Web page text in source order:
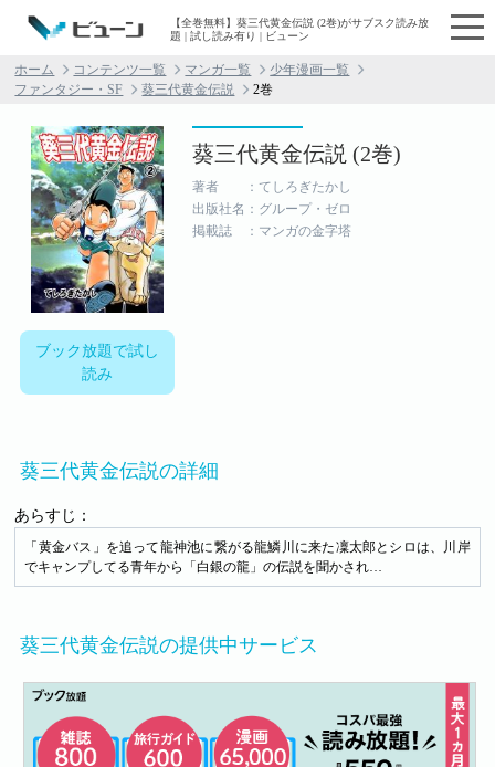
【全巻無料】葵三代黄金伝説 (2巻)がサブスク読み放
題 | 試し読み有り | ビューン
ホーム コンテンツ一覧 マンガ一覧
少年漫画一覧
ファンタジー・SF
葵三代黄金伝説 2巻
ブック放題で試し
読み
葵三代黄金伝説 (2巻)
著者 ：てしろぎたかし
出版社名：グループ・ゼロ
掲載誌 ：マンガの金字塔
葵三代黄金伝説の詳細
あらすじ：
「黄金バス」を追って龍神池に繋がる龍鱗川に来た凜太郎とシロは、川岸
でキャンプしてる青年から「白銀の龍」の伝説を聞かされ…
葵三代黄金伝説の提供中サービス